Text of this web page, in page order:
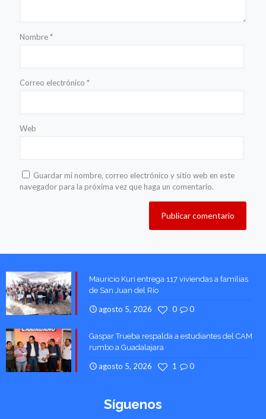
Nombre*
Correo electrónico *
Web
Guardar mi nombre, correo electrónico y sitio web en este
navegador para la próxima vez que haga un comentario.
Mauricio Kuri entrega 117 viviendas a familias
de San Juan del Río
agosto 5, 2026 0
0
Gaspar Trueba respalda a estudiantes del CAM
rumbo a Guadalajara
agosto 5, 2026 0
1
Síguenos